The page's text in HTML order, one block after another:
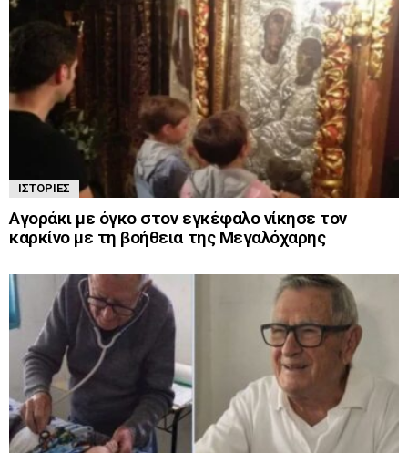
ΙΣΤΟΡΊΕΣ
Αγοράκι με όγκο στον εγκέφαλο νίκησε τον
καρκίνο με τη βοήθεια της Μεγαλόχαρης